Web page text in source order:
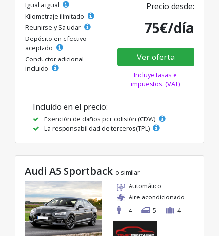
Igual a igual
Kilometraje ilimitado
Reunirse y Saludar
Depósito en efectivo
aceptado
Conductor adicional
incluido
Precio desde:
75€/día
Ver oferta
Incluye tasas e
impuestos. (VAT)
Incluido en el precio:
Exención de daños por colisión (CDW)
La responsabilidad de terceros(TPL)
Audi A5 Sportback o similar
Automático
Aire acondicionado
4
5 4